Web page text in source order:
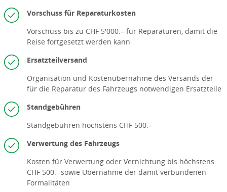
Vorschuss für Reparaturkosten
Vorschuss bis zu CHF 5'000.– für Reparaturen, damit die
Reise fortgesetzt werden kann
Ersatzteilversand
Organisation und Kostenübernahme des Versands der
für die Reparatur des Fahrzeugs notwendigen Ersatzteile
Standgebühren
Standgebühren höchstens CHF 500.–
Verwertung des Fahrzeugs
Kosten für Verwertung oder Vernichtung bis höchstens
CHF 500.- sowie Übernahme der damit verbundenen
Formalitäten